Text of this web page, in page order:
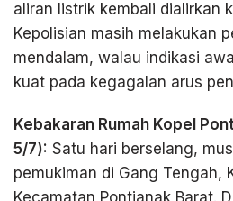
aliran listrik kembali dialirkan
Kepolisian masih melakukan
mendalam, walau indikasi
kuat pada kegagalan arus
Kebakaran Rumah Kopel
5/7): Satu hari berselang,
pemukiman di Gang Tengah,